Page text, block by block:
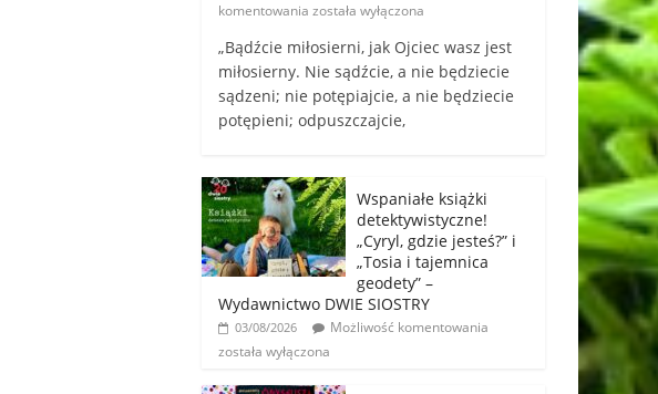
komentowania została wyłączona
„Bądźcie miłosierni, jak Ojciec wasz jest
miłosierny. Nie sądźcie, a nie będziecie
sądzeni; nie potępiajcie, a nie będziecie
potępieni; odpuszczajcie,
Wspaniałe książki
detektywistyczne!
„Cyryl, gdzie jesteś?” i
„Tosia i tajemnica
geodety” –
Wydawnictwo DWIE SIOSTRY
03/08/2026
Możliwość komentowania
została wyłączona